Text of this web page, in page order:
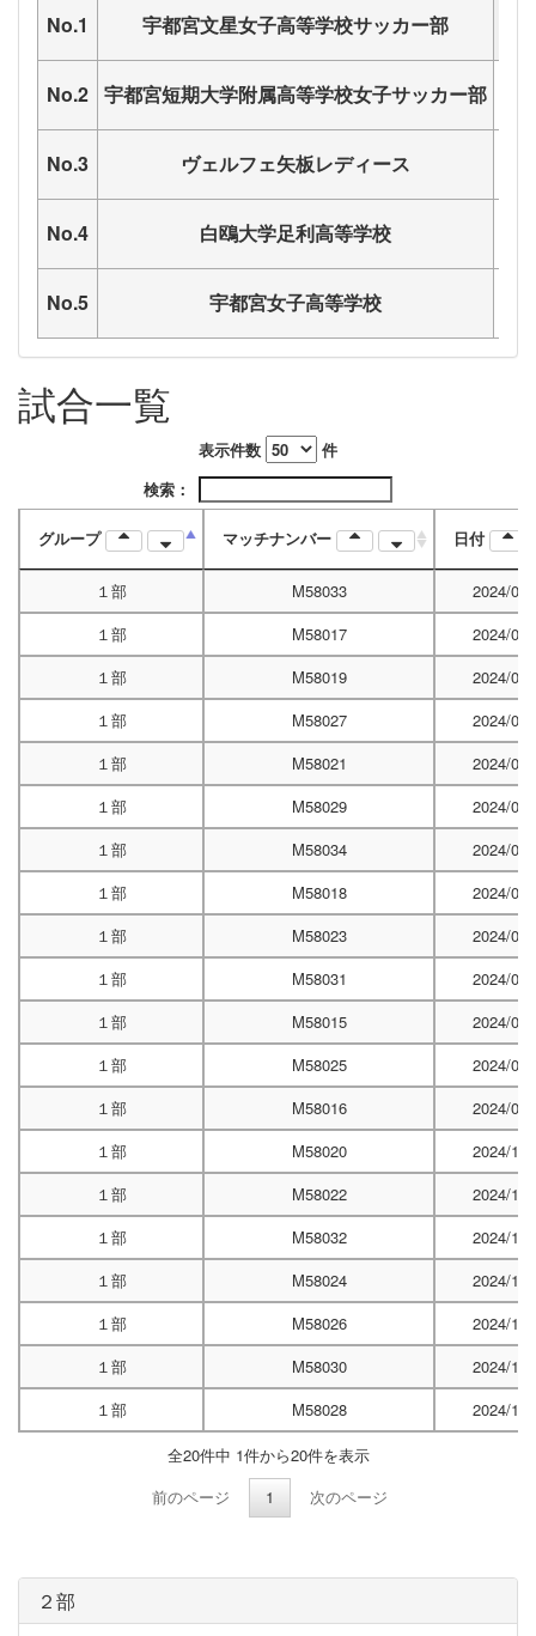
No.1 宇都宮文星女子高等学校サッカー部
No.2 宇都宮短期大学附属高等学校女子サッカー部
No.3 ヴェルフェ矢板レディース
No.4 白鴎大学足利高等学校
No.5 宇都宮女子高等学校
試合一覧
表示件数
件
検索：
グループ マッチナンバー 日付
１部 M58033
2024/04/
１部
M58017
2024/04/
１部
M58019
2024/04/
１部
M58027
2024/05/
１部
M58021
2024/06/
１部
M58029
2024/06/
１部
M58034
2024/06/
１部
M58018
2024/06/
１部
M58023
2024/06/
１部
M58031
2024/06/
１部
M58015
2024/07/
１部
M58025
2024/09/
１部
M58016
2024/09/
１部
M58020
2024/10/
１部
M58022
2024/10/
１部
M58032
2024/10/
１部
M58024
2024/10/
１部
M58026
2024/11/
１部
M58030
2024/11/
１部
M58028
2024/11/
全20件中 1件から20件を表示
前のページ
1 次のページ
２部